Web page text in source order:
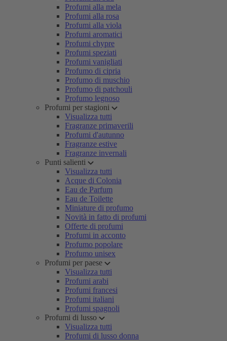
Profumi alla mela
Profumi alla rosa
Profumi alla viola
Profumi aromatici
Profumi chypre
Profumi speziati
Profumi vanigliati
Profumo di cipria
Profumo di muschio
Profumo di patchouli
Profumo legnoso
Profumi per stagioni
Visualizza tutti
Fragranze primaverili
Profumi d'autunno
Fragranze estive
Fragranze invernali
Punti salienti
Visualizza tutti
Acque di Colonia
Eau de Parfum
Eau de Toilette
Miniature di profumo
Novità in fatto di profumi
Offerte di profumi
Profumi in acconto
Profumo popolare
Profumo unisex
Profumi per paese
Visualizza tutti
Profumi arabi
Profumi francesi
Profumi italiani
Profumi spagnoli
Profumi di lusso
Visualizza tutti
Profumi di lusso donna